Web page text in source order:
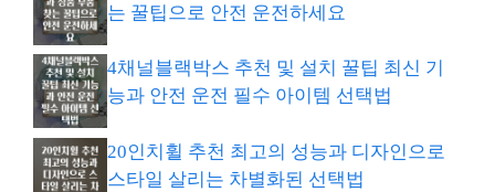
는 꿀팁으로 안전 운전하세요
4채널블랙박스 추천 및 설치 꿀팁 최신 기
능과 안전 운전 필수 아이템 선택법
20인치휠 추천 최고의 성능과 디자인으로
스타일 살리는 차별화된 선택법